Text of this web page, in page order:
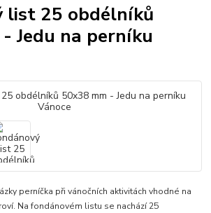
list 25 obdélníků
Jedu na perníku
perníčka při vánočních aktivitách vhodné na
Na fondánovém listu se nachází 25